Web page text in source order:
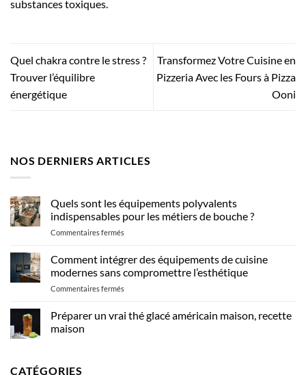
substances toxiques.
Quel chakra contre le stress ?
Trouver l’équilibre
énergétique
Transformez Votre Cuisine en
Pizzeria Avec les Fours à Pizza
Ooni
NOS DERNIERS ARTICLES
Quels sont les équipements polyvalents
indispensables pour les métiers de bouche ?
Commentaires ferméssur
les
équipements
polyvalents
pour
Comment intégrer des équipements de cuisine
modernes sans compromettre l’esthétique
Commentaires ferméssur
intégrer
des
Préparer un vrai thé glacé américain maison, recette
maison
Préparer
CATÉGORIES